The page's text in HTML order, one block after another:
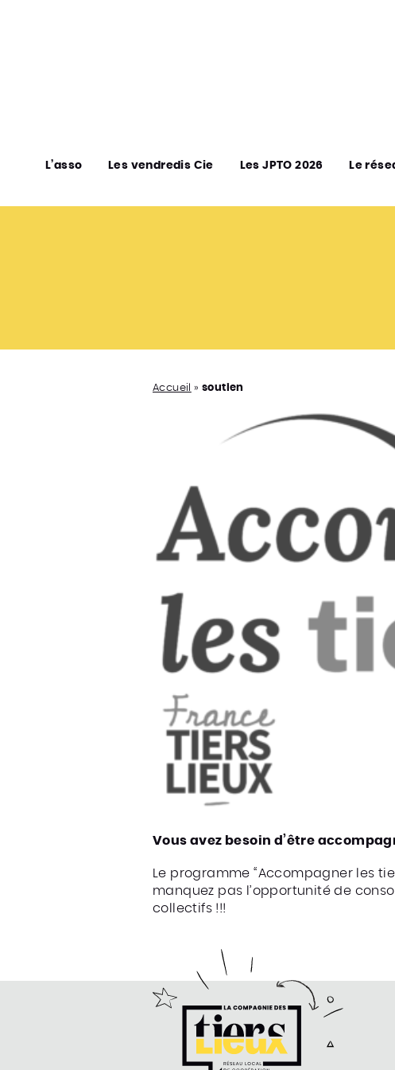
L’asso Les vendredis Cie Les JPTO 2026 Le
Accueil »soutien
Vous avez besoin d’être
Le programme “Accompagner les
manquez pas l’opportunité de
collectifs !!!
la Compagnie des Tiers-Lieux
de la compagnie des Tiers-Lieux